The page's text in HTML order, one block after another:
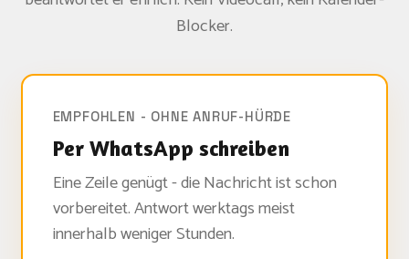
Blocker.
EMPFOHLEN - OHNE ANRUF-HÜRDE
Per WhatsApp schreiben
Eine Zeile genügt - die Nachricht ist schon
vorbereitet. Antwort werktags meist
innerhalb weniger Stunden.